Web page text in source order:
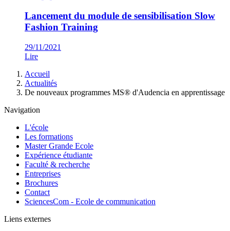
Lancement du module de sensibilisation Slow
Fashion Training
29/11/2021
Lire
d'Ariane
Accueil
Actualités
De nouveaux programmes MS® d'Audencia en apprentissage
Navigation
L'école
Les formations
Master Grande Ecole
Expérience étudiante
Faculté & recherche
Entreprises
Brochures
Contact
SciencesCom - Ecole de communication
Liens externes